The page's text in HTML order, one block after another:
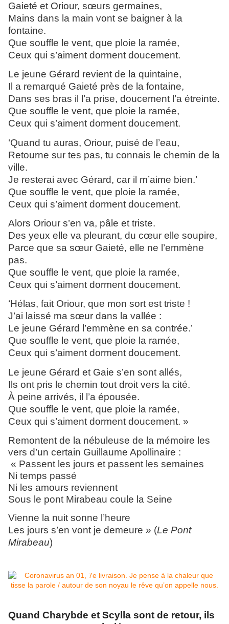
Gaieté et Oriour, sœurs germaines,
Mains dans la main vont se baigner à la
fontaine.
Que souffle le vent, que ploie la ramée,
Ceux qui s’aiment dorment doucement.
Le jeune Gérard revient de la quintaine,
Il a remarqué Gaieté près de la fontaine,
Dans ses bras il l’a prise, doucement l’a étreinte.
Que souffle le vent, que ploie la ramée,
Ceux qui s’aiment dorment doucement.
‘Quand tu auras, Oriour, puisé de l’eau,
Retourne sur tes pas, tu connais le chemin de la
ville.
Je resterai avec Gérard, car il m’aime bien.’
Que souffle le vent, que ploie la ramée,
Ceux qui s’aiment dorment doucement.
Alors Oriour s’en va, pâle et triste.
Des yeux elle va pleurant, du cœur elle soupire,
Parce que sa sœur Gaieté, elle ne l’emmène
pas.
Que souffle le vent, que ploie la ramée,
Ceux qui s’aiment dorment doucement.
‘Hélas, fait Oriour, que mon sort est triste !
J’ai laissé ma sœur dans la vallée :
Le jeune Gérard l’emmène en sa contrée.’
Que souffle le vent, que ploie la ramée,
Ceux qui s’aiment dorment doucement.
Le jeune Gérard et Gaie s’en sont allés,
Ils ont pris le chemin tout droit vers la cité.
À peine arrivés, il l’a épousée.
Que souffle le vent, que ploie la ramée,
Ceux qui s’aiment dorment doucement. »
Remontent de la nébuleuse de la mémoire les
vers d’un certain Guillaume Apollinaire :
« Passent les jours et passent les semaines
Ni temps passé
Ni les amours reviennent
Sous le pont Mirabeau coule la Seine
Vienne la nuit sonne l’heure
Les jours s’en vont je demeure » (Le Pont
Mirabeau)
Quand Charybde et Scylla sont de retour, ils